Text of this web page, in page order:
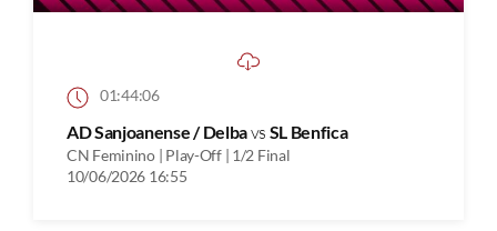
01:44:06
AD Sanjoanense / Delbavs SL Benfica
CN Feminino | Play-Off | 1/2 Final
10/06/2026 16:55